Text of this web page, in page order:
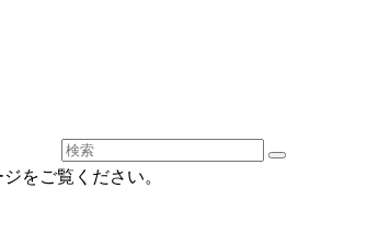
をご覧ください。